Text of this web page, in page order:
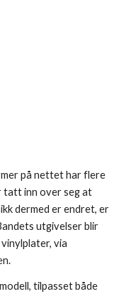
på nettet har flere
tatt inn over seg at
dermed er endret, er
utgivelser blir
via
tilpasset både